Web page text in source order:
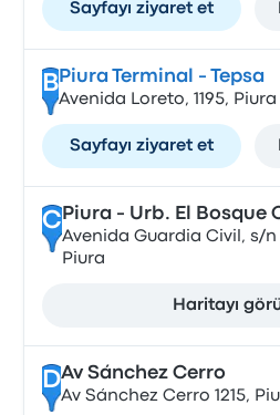
Sayfayı ziyaret et
B Piura Terminal - Tepsa
Avenida Loreto, 1195, Piura
Sayfayı ziyaret et
CPiura - Urb. El Bosque
Avenida Guardia Civil, s/n
Piura
Haritayı
DAv Sánchez Cerro
Av Sánchez Cerro 1215,